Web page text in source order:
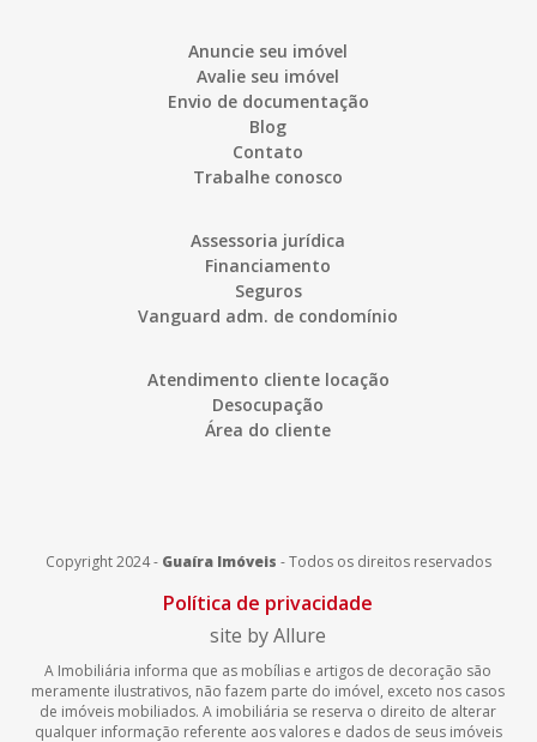
Anuncie seu imóvel
Avalie seu imóvel
Envio de documentação
Blog
Contato
Trabalhe conosco
Assessoria jurídica
Financiamento
Seguros
Vanguard adm. de condomínio
Atendimento cliente locação
Desocupação
Área do cliente
Copyright 2024 - Guaíra Imóveis -Todos os direitos reservados
Política de privacidade
site by Allure
A Imobiliária informa que as mobílias e artigos de decoração são
meramente ilustrativos, não fazem parte do imóvel, exceto nos casos
de imóveis mobiliados. A imobiliária se reserva o direito de alterar
qualquer informação referente aos valores e dados de seus imóveis